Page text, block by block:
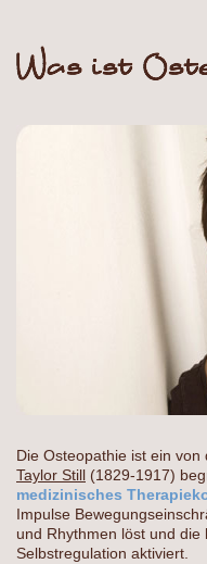
Die Osteopathie ist ein
Taylor Still (1829-1917)
medizinisches
Impulse
und Rhythmen löst und
Selbstregulation aktiviert.